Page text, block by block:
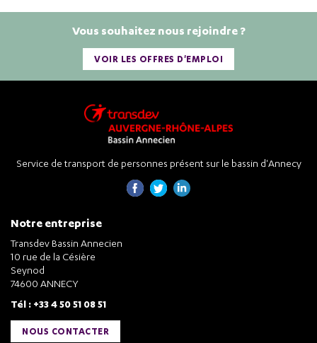
Vous souhaitez nous rejoindre ?
VOIR LES OFFRES D'EMPLOI
Service de transport de personnes présent sur le bassin d'Annecy
Notre entreprise
Transdev Bassin Annecien
10 rue de la Césière
Seynod
74600 ANNECY
Tél : +33 4 50 51 08 51
NOUS CONTACTER